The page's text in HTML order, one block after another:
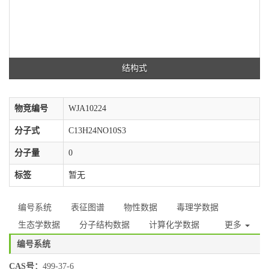
结构式
物竞编号 WJA10224
分子式 C13H24NO10S3
分子量 0
标签 暂无
编号系统 表征图谱 物性数据
毒理学数据
生态学数据
分子结构数据 计算化学数据 更多
编号系统
CAS号： 499-37-6